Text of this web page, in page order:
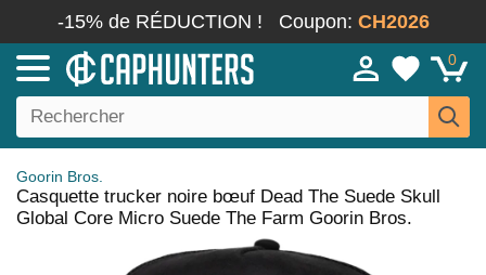
-15% de RÉDUCTION ! Coupon: CH2026
0
Goorin Bros.
Casquette trucker noire bœuf Dead The Suede Skull
Global Core Micro Suede The Farm Goorin Bros.